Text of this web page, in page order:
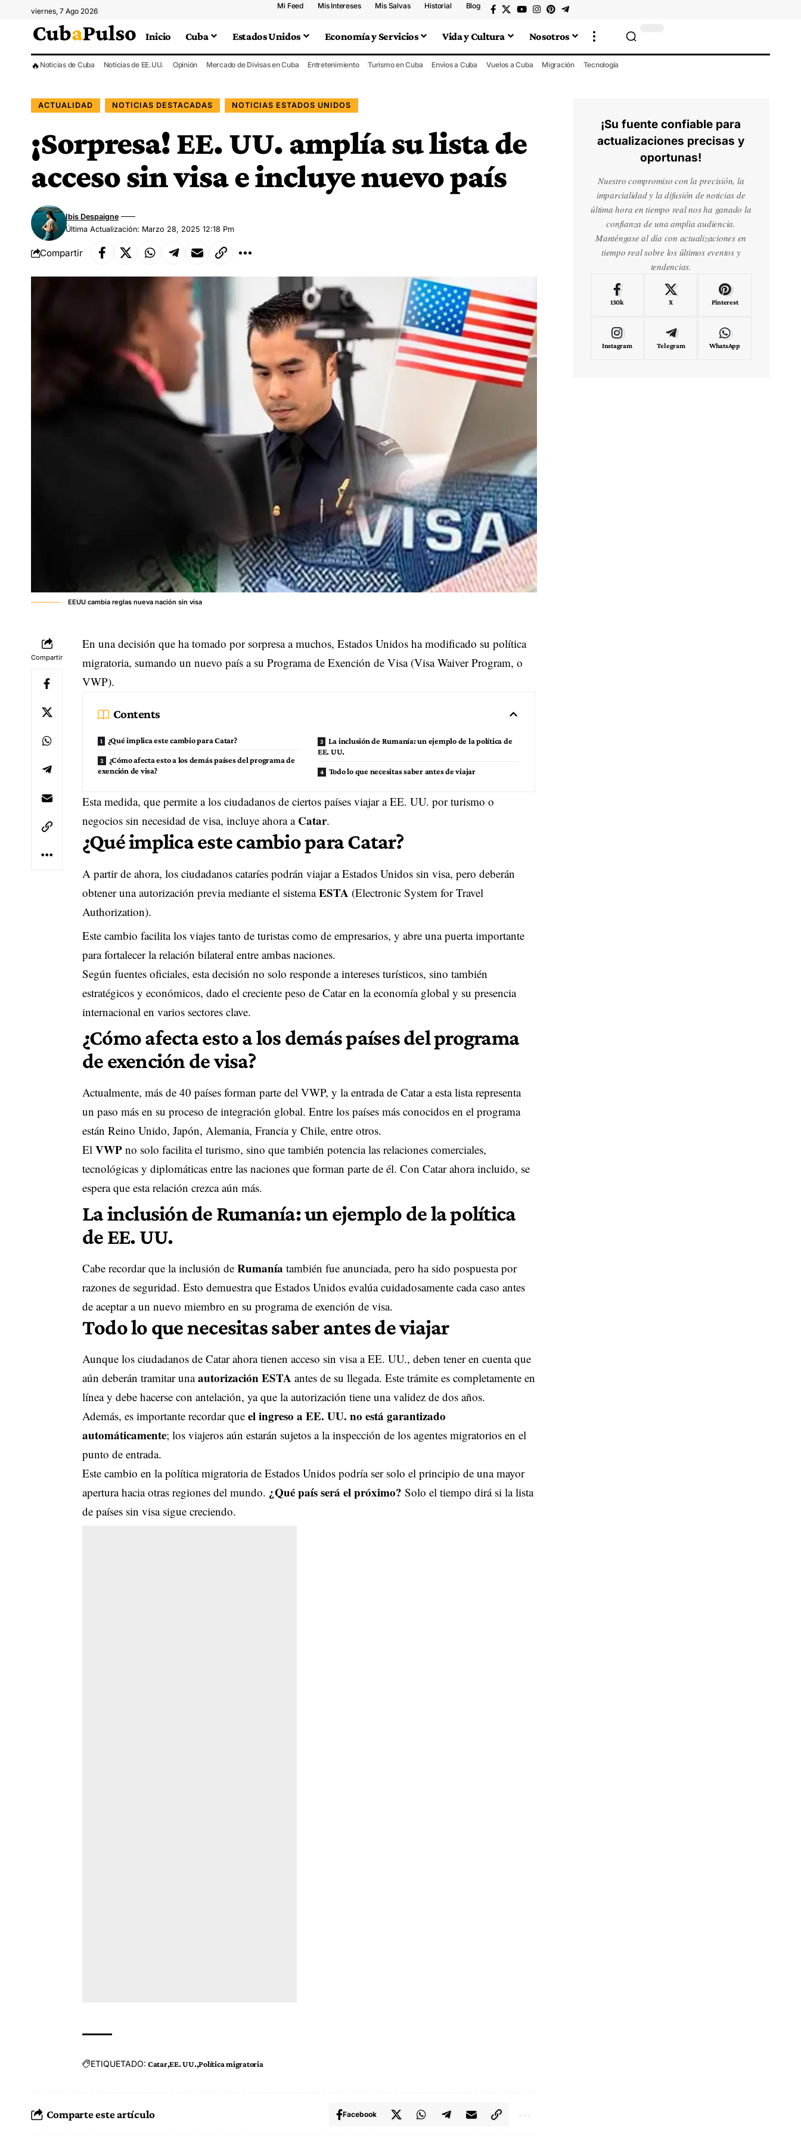
viernes, 7 Ago 2026
Mi Feed Mis Intereses Mis Salvas Historial Blog
Inicio Cuba Estados Unidos Economía y Servicios Vida y Cultura Nosotros
🔥 Noticias de Cuba Noticias de EE.UU. Opinión Mercado de Divisas en Cuba Entretenimiento Turismo en Cuba Envíos a Cuba Vuelos a Cuba Migración Tecnología
ACTUALIDAD NOTICIAS DESTACADAS NOTICIAS ESTADOS UNIDOS
¡Sorpresa! EE. UU. amplía su lista de
acceso sin visa e incluye nuevo país
Última Actualización: Marzo 28, 2025 12:18 Pm
Ibis Despaigne
Compartir
EEUU cambia reglas nueva nación sin visa
Compartir
En una decisión que ha tomado por sorpresa a muchos, Estados Unidos ha modificado su política
migratoria, sumando un nuevo país a su Programa de Exención de Visa (Visa Waiver Program, o
VWP).
Contents
¿Qué implica este cambio para Catar?
¿Cómo afecta esto a los demás países del programa de
exención de visa?
La inclusión de Rumanía: un ejemplo de la política de
EE. UU.
Todo lo que necesitas saber antes de viajar
Esta medida, que permite a los ciudadanos de ciertos países viajar a EE. UU. por turismo o
negocios sin necesidad de visa, incluye ahora a Catar.
¿Qué implica este cambio para Catar?
A partir de ahora, los ciudadanos cataríes podrán viajar a Estados Unidos sin visa, pero deberán
obtener una autorización previa mediante el sistemaESTA (Electronic System for Travel
Authorization).
Este cambio facilita los viajes tanto de turistas como de empresarios, y abre una puerta importante
para fortalecer la relación bilateral entre ambas naciones.
Según fuentes oficiales, esta decisión no solo responde a intereses turísticos, sino también
estratégicos y económicos, dado el creciente peso de Catar en la economía global y su presencia
internacional en varios sectores clave.
¿Cómo afecta esto a los demás países del programa
de exención de visa?
Actualmente, más de 40 países forman parte del VWP, y la entrada de Catar a esta lista representa
un paso más en su proceso de integración global. Entre los países más conocidos en el programa
están Reino Unido, Japón, Alemania, Francia y Chile, entre otros.
El VWPno solo facilita el turismo, sino que también potencia las relaciones comerciales,
tecnológicas y diplomáticas entre las naciones que forman parte de él. Con Catar ahora incluido, se
espera que esta relación crezca aún más.
La inclusión de Rumanía: un ejemplo de la política
de EE. UU.
Cabe recordar que la inclusión de Rumanía también fue anunciada, pero ha sido pospuesta por
razones de seguridad. Esto demuestra que Estados Unidos evalúa cuidadosamente cada caso antes
de aceptar a un nuevo miembro en su programa de exención de visa.
Todo lo que necesitas saber antes de viajar
Aunque los ciudadanos de Catar ahora tienen acceso sin visa a EE. UU., deben tener en cuenta que
aún deberán tramitar unaautorización ESTA antes de su llegada. Este trámite es completamente en
línea y debe hacerse con antelación, ya que la autorización tiene una validez de dos años.
Además, es importante recordar que el ingreso a EE. UU. no está garantizado
automáticamente; los viajeros aún estarán sujetos a la inspección de los agentes migratorios en el
punto de entrada.
Este cambio en la política migratoria de Estados Unidos podría ser solo el principio de una mayor
apertura hacia otras regiones del mundo. ¿Qué país será el próximo? Solo el tiempo dirá si la lista
de países sin visa sigue creciendo.
ETIQUETADO: Catar EE. UU. Política migratoria
Comparte este artículo Facebook
¡Su fuente confiable para
actualizaciones precisas y
oportunas!
Nuestro compromiso con la precisión, la
imparcialidad y la difusión de noticias de
última hora en tiempo real nos ha ganado la
confianza de una amplia audiencia.
Manténgase al día con actualizaciones en
tiempo real sobre los últimos eventos y
tendencias.
130k X Pinterest
Instagram Telegram WhatsApp